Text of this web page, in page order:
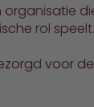
rol speelt.
voor